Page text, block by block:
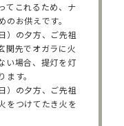
てこれるため、ナ
お供えです。
）の夕方、ご先祖
関先でオガラに火
い場合、提灯を灯
ます。
）の夕方、ご先祖
をつけてたき火を